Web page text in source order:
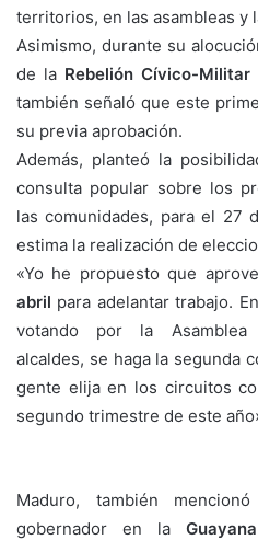
territorios, en las asambleas y
Asimismo, durante su
de la Rebelión Cívico-
también señaló que este
su previa aprobación.
Además, planteó la
consulta popular sobre los
las comunidades, para el 27
estima la realización de
«Yo he propuesto que
abril para adelantar trabajo.
votando por la Asamblea
alcaldes, se haga la segunda
gente elija en los circuitos
segundo trimestre de este
Maduro, también
gobernador en la